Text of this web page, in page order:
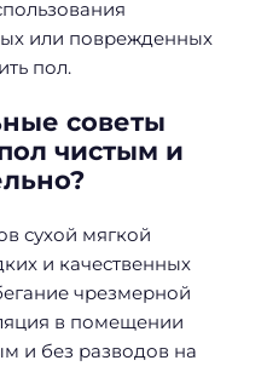
или поврежденных
пол.
советы
чистым и
сухой мягкой
и качественных
чрезмерной
в помещении
и без разводов на